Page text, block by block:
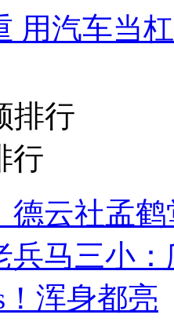
用汽车当
排行
行
德云社孟
兵马三小
浑身都亮